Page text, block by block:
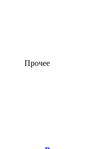
Прочее